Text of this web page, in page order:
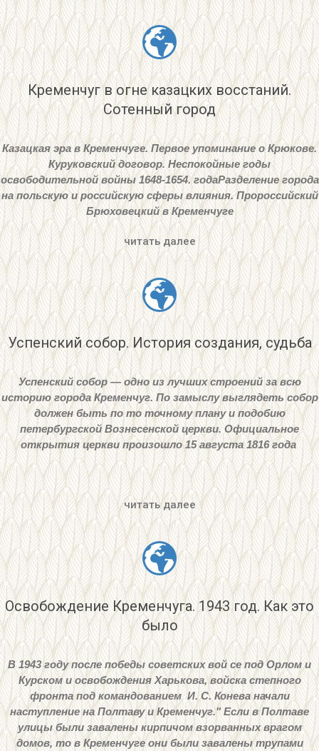
Кременчуг в огне казацких восстаний.
Сотенный город
Казацкая эра в Кременчуге. Первое упоминание о Крюкове.
Куруковский договор. Неспокойные годы
освободительной войны 1648-1654. годаРазделение города
на польскую и российскую сферы влияния. Пророссийский
Брюховецкий в Кременчуге
читать далее
Успенский собор. История создания, судьба
Успенский собор — одно из лучших строений за всю
историю города Кременчуг. По замыслу выглядеть собор
должен быть по то точному плану и подобию
петербургской Вознесенской церкви. Официальное
открытия церкви произошло 15 августа 1816 года
читать далее
Освобождение Кременчуга. 1943 год. Как это
было
В 1943 году после победы советских вой се под Орлом и
Курском и освобождения Харькова, войска степного
фронта под командованием И. С. Конева начали
наступление на Полтаву и Кременчуг." Если в Полтаве
улицы были завалены кирпичом взорванных врагом
домов, то в Кременчуге они были завалены трупами